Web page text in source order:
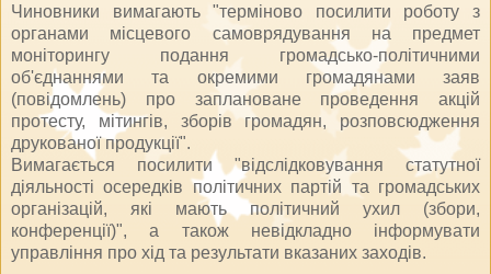
Чиновники вимагають "терміново посилити роботу з
органами місцевого самоврядування на предмет
моніторингу подання громадсько-політичними
об'єднаннями та окремими громадянами заяв
(повідомлень) про заплановане проведення акцій
протесту, мітингів, зборів громадян, розповсюдження
друкованої продукції".
Вимагається посилити "відслідковування статутної
діяльності осередків політичних партій та громадських
організацій, які мають політичний ухил (збори,
конференції)", а також невідкладно інформувати
управління про хід та результати вказаних заходів.